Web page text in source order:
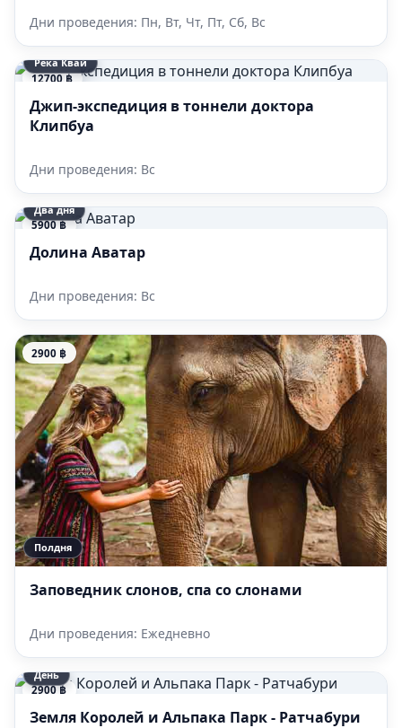
Дни проведения: Пн, Вт, Чт, Пт, Сб, Вс
12700 ฿
Река Квай
Джип-экспедиция в тоннели доктора
Клипбуа
Дни проведения: Вс
5900 ฿
Два дня
Долина Аватар
Дни проведения: Вс
2900 ฿
Полдня
Заповедник слонов, спа со слонами
Дни проведения: Ежедневно
2900 ฿
День
Земля Королей и Альпака Парк - Ратчабури